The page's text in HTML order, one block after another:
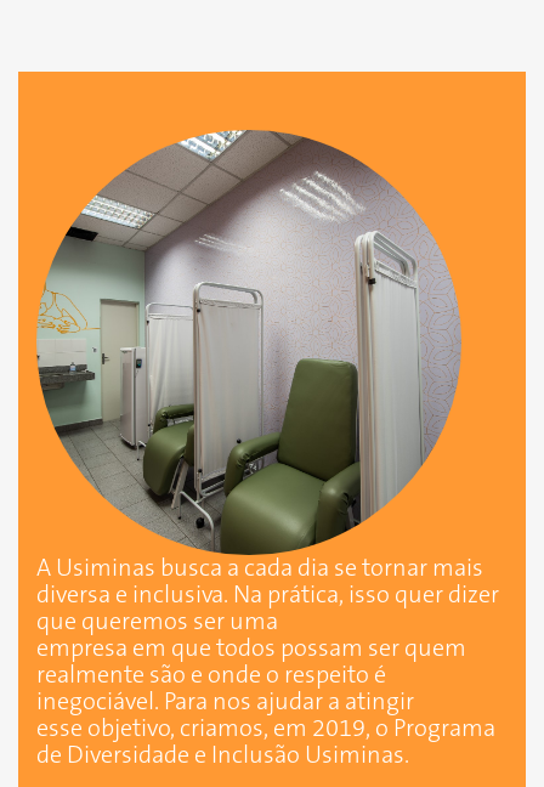
A Usiminas busca a cada dia se tornar mais
diversa e inclusiva. Na prática, isso quer dizer
que queremos ser uma
empresa em que todos possam ser quem
realmente são e onde o respeito é
inegociável. Para nos ajudar a atingir
esse objetivo, criamos, em 2019, o Programa
de Diversidade e Inclusão Usiminas.